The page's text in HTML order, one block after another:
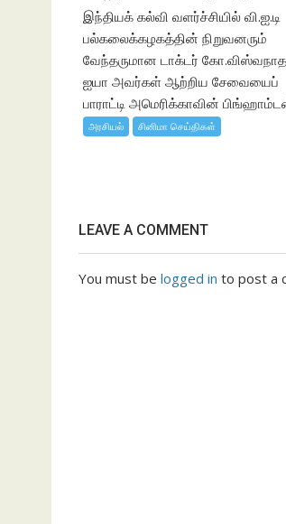
இந்தியக் கல்வி வளர்ச்சியில் வி.ஐ.டி
பல்கலைக்கழகத்தின் நிறுவனரும்
வேந்தருமான டாக்டர்
ஐயா அவர்கள் ஆற்றிய சேவையைப்
பாராட்டி அமெரிக்காவின்
அரசியல் சினிமா செய்திகள்
LEAVE A COMMENT
You must be logged in to post a